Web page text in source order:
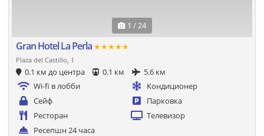
1 / 24
Gran Hotel La Perla ★★★★★
Plaza del Castillo, 1
0.1 км до центра 0.1 км
5.6 км
Wi-fi в лобби
Кондиционер
Сейф
Парковка
Ресторан
Телевизор
Ресепшн 24 часа